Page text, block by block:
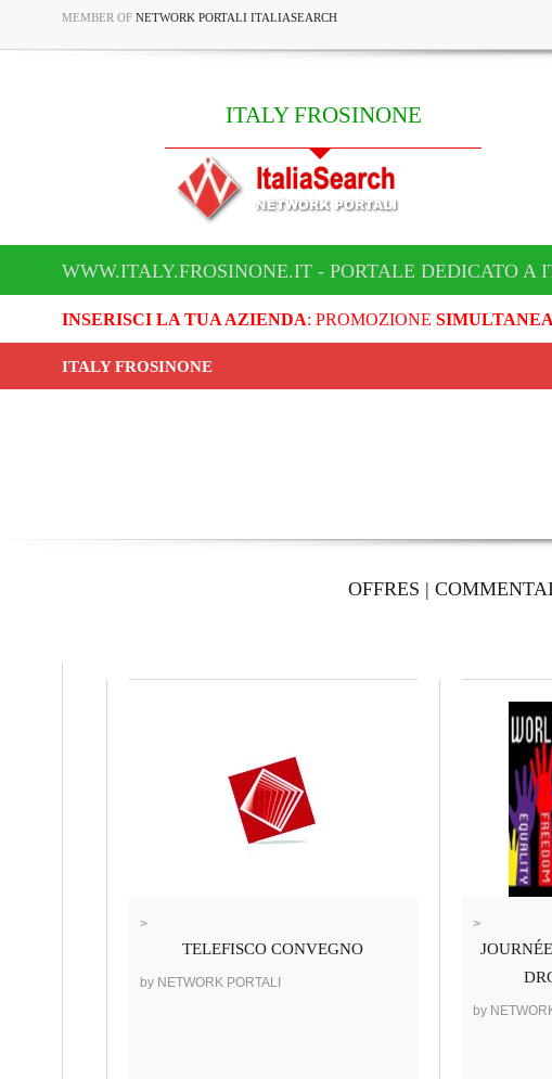
MEMBER OF NETWORK PORTALI ITALIASEARCH
ITALY FROSINONE
WWW.ITALY.FROSINONE.IT - PORTALE DEDICATO A
INSERISCI LA TUA AZIENDA: PROMOZIONE
ITALY FROSINONE
OFFRES |
>
TELEFISCO CONVEGNO
by NETWORK PORTALI
>
by